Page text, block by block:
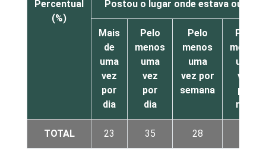
Percentual
(%)
Postou o lugar onde estava ou fez
Mais
de
uma
vez
por
dia
Pelo
menos
uma
vez
por
dia
Pelo
menos
uma
vez por
semana
Pelo
menos
uma
vez
por
mês
TOTAL 23 35 28